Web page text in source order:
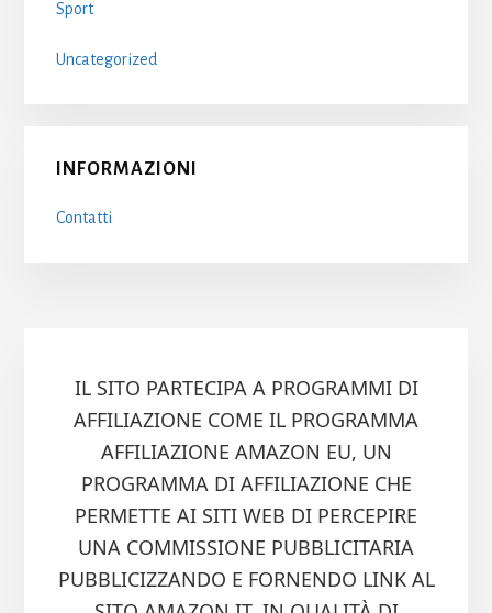
Sport
Uncategorized
INFORMAZIONI
Contatti
IL SITO PARTECIPA A PROGRAMMI DI
AFFILIAZIONE COME IL PROGRAMMA
AFFILIAZIONE AMAZON EU, UN
PROGRAMMA DI AFFILIAZIONE CHE
PERMETTE AI SITI WEB DI PERCEPIRE
UNA COMMISSIONE PUBBLICITARIA
PUBBLICIZZANDO E FORNENDO LINK AL